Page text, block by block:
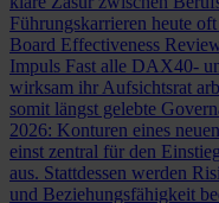
Führungskarrieren heute
Board Effectiveness
Impuls Fast alle DAX40-
wirksam ihr Aufsichtsrat
somit längst gelebte
2026: Konturen eines
einst zentral für den
aus. Stattdessen werden
und Beziehungsfähigkeit